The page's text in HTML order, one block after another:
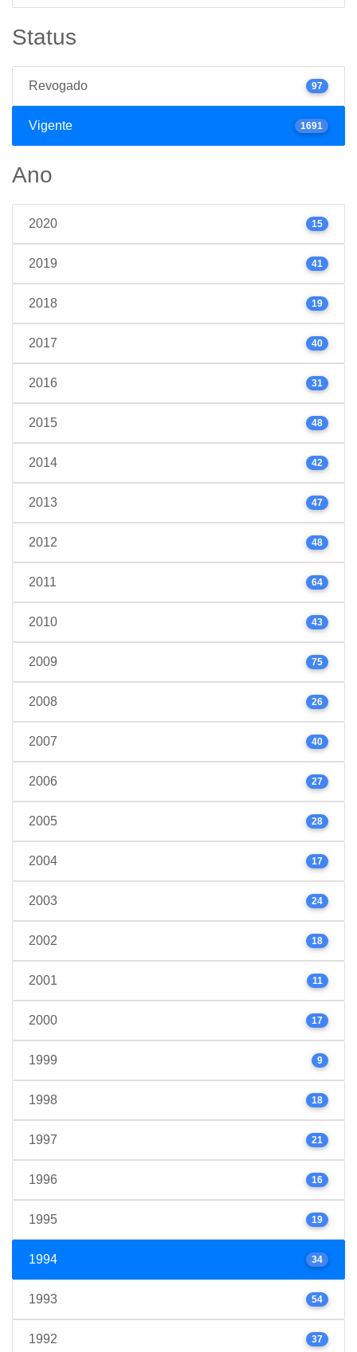
Status
Revogado 97
Vigente 1691
Ano
2020 15
2019 41
2018 19
2017 40
2016 31
2015 48
2014 42
2013 47
2012 48
2011 64
2010 43
2009 75
2008 26
2007 40
2006 27
2005 28
2004 17
2003 24
2002 18
2001 11
2000 17
1999 9
1998 18
1997 21
1996 16
1995 19
1994 34
1993 54
1992 37